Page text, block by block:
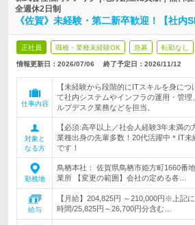
全週休2日制
《佐賀》未経験・第二新卒歓迎！【社内
正社員 職種・業種未経験OK 急募 転勤なし
情報更新日：2026/07/06 終了予定日： 2026/11/12
仕事内容
【未経験から段階的にITスキルを身に
て社内システムやインフラの運用・管
ルプデスク業務などを担当。
対象と
なる方
【必須:高卒以上／社会人経験3年未満
業種出身の先輩多数！20代活躍中＊IT未
です！
勤務地
鳥栖本社： 佐賀県鳥栖市姫方町1660番
業所 【変更の範囲】会社の定める各…
給与
【月給】204,825円 ～210,000円※上記
時間/25,825円～26,700円分含む…